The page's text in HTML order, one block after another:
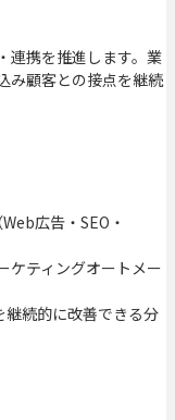
連携を推進します。業
み顧客との接点を継続
広告・SEO・
ケティングオートメー
継続的に改善できる分